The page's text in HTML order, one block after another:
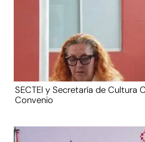
SECTEI y Secretaría de Cultura
Convenio